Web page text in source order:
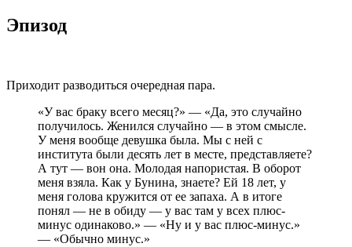
Эпизод
Приходит разводиться очередная пара.
«У вас браку всего месяц?» — «Да, это случайно
получилось. Женился случайно — в этом смысле.
У меня вообще девушка была. Мы с ней с
института были десять лет в месте, представляете?
А тут — вон она. Молодая напористая. В оборот
меня взяла. Как у Бунина, знаете? Ей 18 лет, у
меня голова кружится от ее запаха. А в итоге
понял — не в обиду — у вас там у всех плюс-
минус одинаково.» — «Ну и у вас плюс-минус.»
— «Обычно минус.»